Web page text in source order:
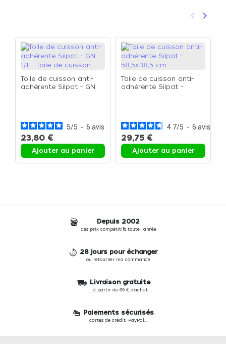
Précédent
keyboard_arrow_left keyboard_arrow_right
Toile de cuisson anti-
adhérente Silpat - GN
5/5 - 6 avis
23,80 €
Ajouter au panier
Toile de cuisson anti-
adhérente Silpat -
4.7/5 - 6 avis
29,75 €
Ajouter au panier
Depuis 2002
des prix compétitifs toute l'année
28 jours pour échanger
ou retourner ma commande
Livraison gratuite
à partir de 69 € d'achat
Paiements sécurisés
cartes de crédit, PayPal...